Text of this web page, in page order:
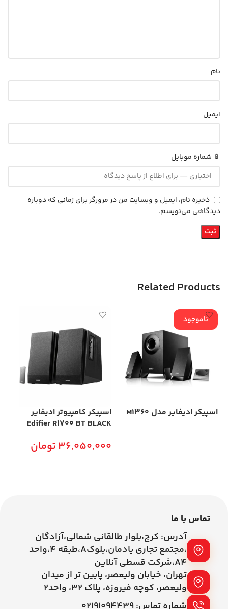
نام
ایمیل
📱 شماره موبایل
ذخیره نام، ایمیل و وبسایت من در مرورگر برای زمانی که دوباره
دیدگاهی می‌نویسم.
Related Products
ناموجود
اسپیکر ادیفایر مدل M1360
اسپیکر کامپیوتر ادیفایر
Edifier R1700 BT BLACK
36,050,000تومان
تماس با ما
آدرس: کرج،بلوار طالقانی شمالی،آزادگان
،مجتمع تجاری یادمان،بلوکA،طبقه ۴،واحد
A4،شرکت قسطی آنلاین
تهران، خیابان ولیعصر، پایین تر از میدان
ولیعصر، کوچه فیروزه، پلاک 32، واحد2